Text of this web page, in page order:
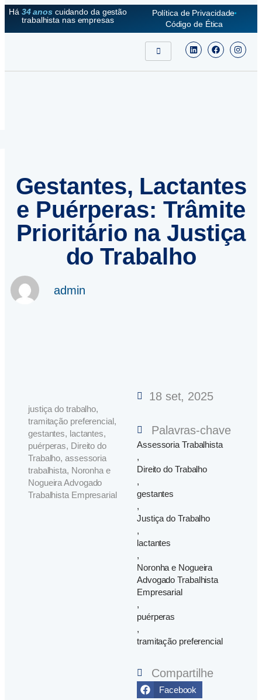
Há 34 anoscuidando da gestão
trabalhista nas empresas
Política de Privacidade
Código de Ética
Gestantes, Lactantes
e Puérperas: Trâmite
Prioritário na Justiça
do Trabalho
admin
justiça do trabalho,
tramitação preferencial,
gestantes, lactantes,
puérperas, Direito do
Trabalho, assessoria
trabalhista, Noronha e
Nogueira Advogado
Trabalhista Empresarial
18 set, 2025
Palavras-chave
Assessoria Trabalhista
,
Direito do Trabalho
,
gestantes
,
Justiça do Trabalho
,
lactantes
,
Noronha e Nogueira
Advogado Trabalhista
Empresarial
,
puérperas
,
tramitação preferencial
Compartilhe
Facebook